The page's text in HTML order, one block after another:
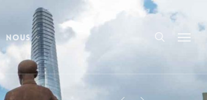
Nous